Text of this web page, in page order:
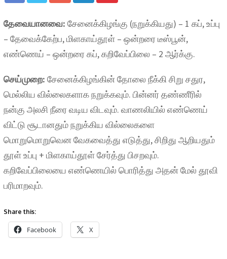
தேவையானவை: சேனைக்கிழங்கு (நறுக்கியது) – 1 கப், உப்பு
– தேவைக்கேற்ப, மிளகாய்தூள் – ஒன்றரை டீஸ்பூன்,
எண்ணெய் – ஒன்றரை கப், கறிவேப்பிலை – 2 ஆர்க்கு.
செய்முறை: சேனைக்கிழங்கின் தோலை நீக்கி சிறு சதுர,
மெல்லிய வில்லைகளாக நறுக்கவும். பின்னர் தண்ணீரில்
நன்கு அலசி நீரை வடிய விடவும். வாணலியில் எண்ணெய்
விட்டு சூடானதும் நறுக்கிய வில்லைகளை
மொறுமொறுவென வேகவைத்து எடுத்து, சிறிது ஆறியதும்
தூள் உப்பு + மிளகாய்தூள் சேர்த்து பிசறவும்.
கறிவேப்பிலையை எண்ணெயில் பொரித்து அதன் மேல் தூவி
பரிமாறவும்.
Share this:
Facebook X